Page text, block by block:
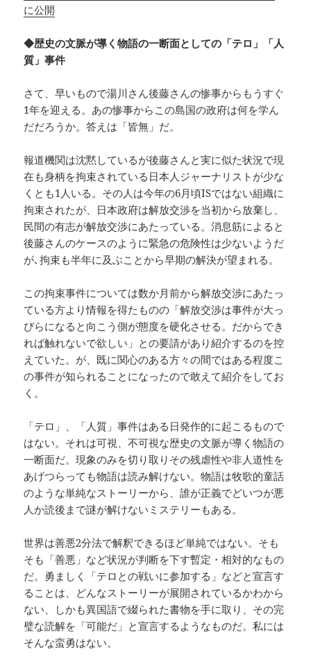
に公開
◆歴史の文脈が導く物語の一断面としての「テロ」「人
質」事件
さて、早いもので湯川さん後藤さんの惨事からもうすぐ
1年を迎える。あの惨事からこの島国の政府は何を学ん
だだろうか。答えは「皆無」だ。
報道機関は沈黙しているが後藤さんと実に似た状況で現
在も身柄を拘束されている日本人ジャーナリストが少な
くとも1人いる。その人は今年の6月頃ISではない組織に
拘束されたが、日本政府は解放交渉を当初から放棄し、
民間の有志が解放交渉にあたっている。消息筋によると
後藤さんのケースのように緊急の危険性は少ないようだ
が､拘束も半年に及ぶことから早期の解決が望まれる。
この拘束事件については数か月前から解放交渉にあたっ
ている方より情報を得たものの「解放交渉は事件が大っ
ぴらになると向こう側が態度を硬化させる。だからでき
れば触れないで欲しい」との要請があり紹介するのを控
えていた。が、既に関心のある方々の間ではある程度こ
の事件が知られることになったので敢えて紹介をしてお
く。
「テロ」、「人質」事件はある日発作的に起こるもので
はない。それは可視、不可視な歴史の文脈が導く物語の
一断面だ。現象のみを切り取りその残虐性や非人道性を
あげつらっても物語は読み解けない。物語は牧歌的童話
のような単純なストーリーから、誰が正義でどいつが悪
人か読後まで謎が解けないミステリーもある。
世界は善悪2分法で解釈できるほど単純ではない。そも
そも「善悪」など状況が判断を下す暫定・相対的なもの
だ。勇ましく「テロとの戦いに参加する」などと宣言す
ることは、どんなストーリーが展開されているかわから
ない、しかも異国語で綴られた書物を手に取り、その完
璧な読解を「可能だ」と宣言するようなものだ。私には
そんな蛮勇はない。